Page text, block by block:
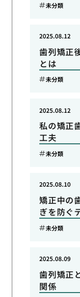
未分類
歯列矯正
とは
2025.08.12
未分類
私の矯正
工夫
2025.08.12
未分類
矯正中の
ぎを防ぐ
2025.08.10
未分類
歯列矯正
関係
2025.08.09